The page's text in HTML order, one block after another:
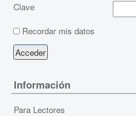
Clave
Recordar mis datos
Información
Para Lectores